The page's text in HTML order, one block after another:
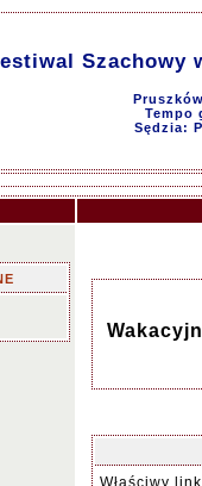
Szachowy
Tempo
Sędzia:
Właściwy